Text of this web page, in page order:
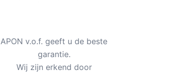
APON v.o.f. geeft u de beste
garantie.
Wij zijn erkend door